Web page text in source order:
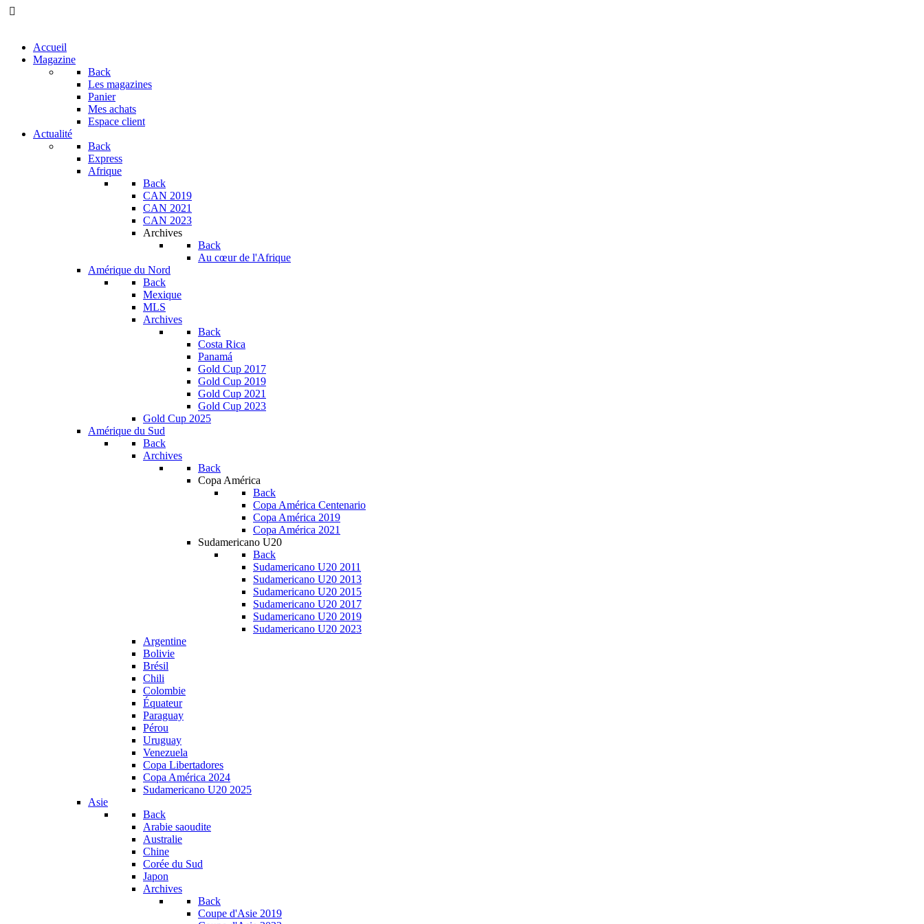
Accueil
Magazine
Back
Les magazines
Panier
Mes achats
Espace client
Actualité
Back
Express
Afrique
Back
CAN 2019
CAN 2021
CAN 2023
Archives
Back
Au cœur de l'Afrique
Amérique du Nord
Back
Mexique
MLS
Archives
Back
Costa Rica
Panamá
Gold Cup 2017
Gold Cup 2019
Gold Cup 2021
Gold Cup 2023
Gold Cup 2025
Amérique du Sud
Back
Archives
Back
Copa América
Back
Copa América Centenario
Copa América 2019
Copa América 2021
Sudamericano U20
Back
Sudamericano U20 2011
Sudamericano U20 2013
Sudamericano U20 2015
Sudamericano U20 2017
Sudamericano U20 2019
Sudamericano U20 2023
Argentine
Bolivie
Brésil
Chili
Colombie
Équateur
Paraguay
Pérou
Uruguay
Venezuela
Copa Libertadores
Copa América 2024
Sudamericano U20 2025
Asie
Back
Arabie saoudite
Australie
Chine
Corée du Sud
Japon
Archives
Back
Coupe d'Asie 2019